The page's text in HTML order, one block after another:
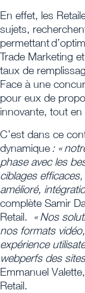
En effet, les
sujets,
permettant
Trade Marketing
taux de
Face à une
pour eux de
innovante, tout en
C’est dans ce
dynamique : «
phase avec les
ciblages
amélioré,
complète Samir
Retail. « Nos
nos formats
expérience
webperfs des
Emmanuel
Retail.